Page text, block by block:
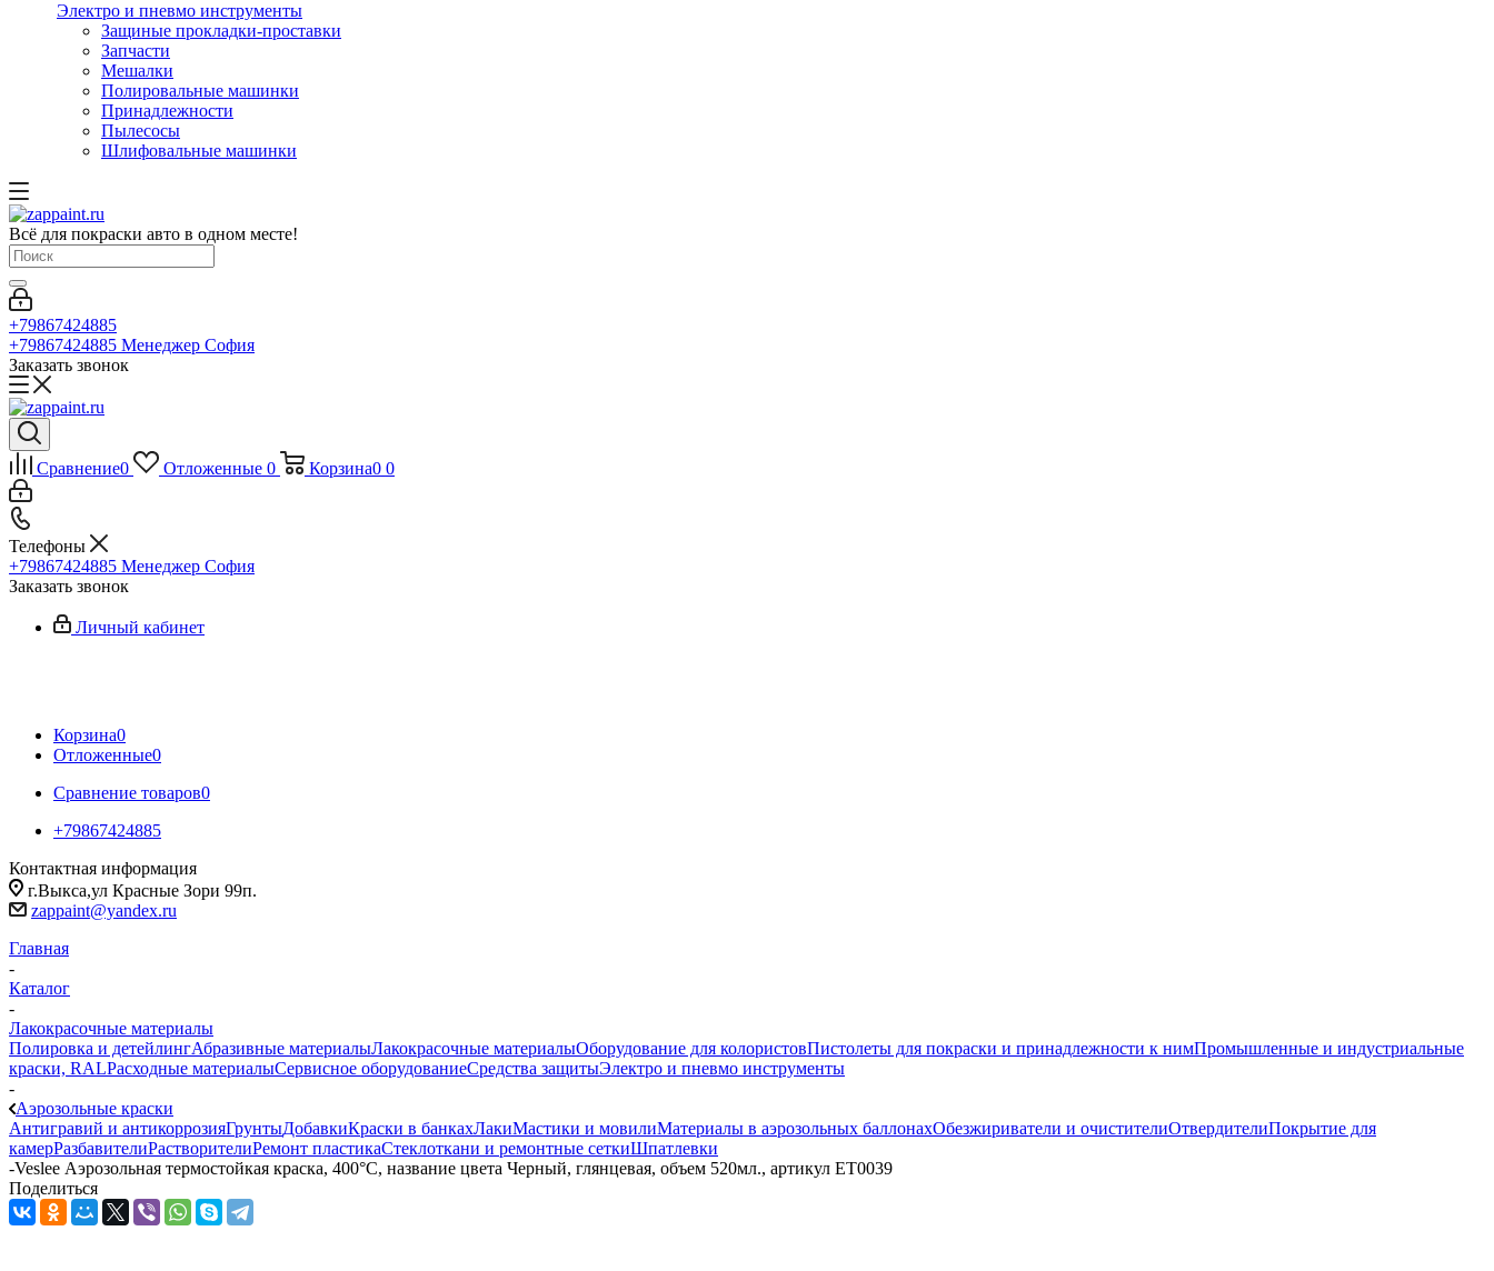
Электро и пневмо инструменты
Защиные прокладки-проставки
Запчасти
Мешалки
Полировальные машинки
Принадлежности
Пылесосы
Шлифовальные машинки
Всё для покраски авто в одном месте!
+79867424885
+79867424885 Менеджер София
Заказать звонок
Сравнение0 Отложенные 0 Корзина0 0
Телефоны
+79867424885 Менеджер София
Заказать звонок
Личный кабинет
Корзина0
Отложенные0
Сравнение товаров0
+79867424885
Контактная информация
г.Выкса,ул Красные Зори 99п.
zappaint@yandex.ru
Главная
-
Каталог
-
Лакокрасочные материалы
Полировка и детейлингАбразивные материалыЛакокрасочные материалыОборудование для колористовПистолеты для покраски и принадлежности к нимПромышленные и индустриальные
краски, RALРасходные материалыСервисное оборудованиеСредства защитыЭлектро и пневмо инструменты
-
Аэрозольные краски
Антигравий и антикоррозияГрунтыДобавкиКраски в банкахЛакиМастики и мовилиМатериалы в аэрозольных баллонахОбезжириватели и очистителиОтвердителиПокрытие для
камерРазбавителиРастворителиРемонт пластикаСтеклоткани и ремонтные сеткиШпатлевки
-Veslee Аэрозольная термостойкая краска, 400°С, название цвета Черный, глянцевая, объем 520мл., артикул ЕТ0039
Поделиться